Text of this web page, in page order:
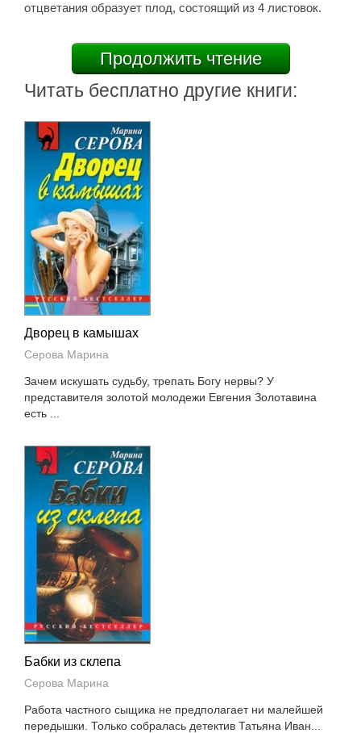
отцветания образует плод, состоящий из 4 листовок.
Продолжить чтение
Читать бесплатно другие книги:
Дворец в камышах
Серова Марина
Зачем искушать судьбу, трепать Богу нервы? У
представителя золотой молодежи Евгения Золотавина
есть ...
Бабки из склепа
Серова Марина
Работа частного сыщика не предполагает ни малейшей
передышки. Только собралась детектив Татьяна Иван...